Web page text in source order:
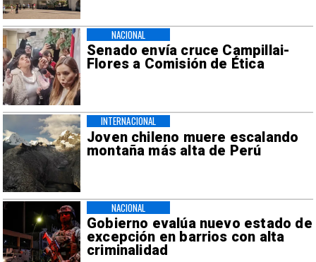
Senado envía cruce Campillai-
Flores a Comisión de Ética
NACIONAL
Joven chileno muere escalando
montaña más alta de Perú
INTERNACIONAL
Gobierno evalúa nuevo estado de
excepción en barrios con alta
criminalidad
NACIONAL